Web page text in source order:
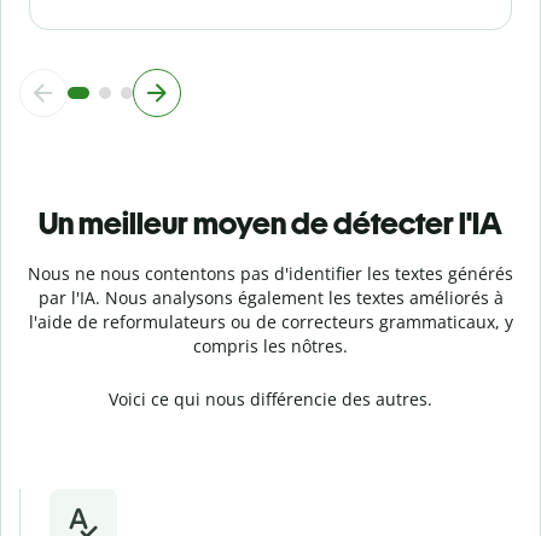
Un meilleur moyen de détecter l'IA
Nous ne nous contentons pas d'identifier les textes générés
par l'IA. Nous analysons également les textes améliorés à
l'aide de reformulateurs ou de correcteurs grammaticaux, y
compris les nôtres.
Voici ce qui nous différencie des autres.